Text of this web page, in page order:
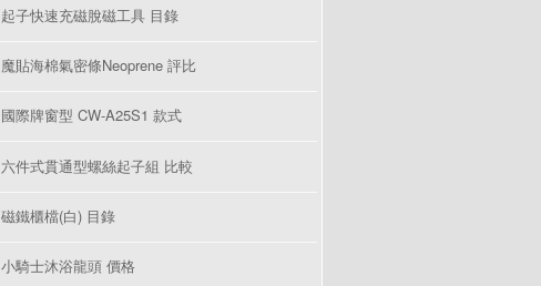
起子快速充磁脫磁工具 目錄
魔貼海棉氣密條Neoprene 評比
國際牌窗型 CW-A25S1 款式
六件式貫通型螺絲起子組 比較
磁鐵櫃檔(白) 目錄
小騎士沐浴龍頭 價格